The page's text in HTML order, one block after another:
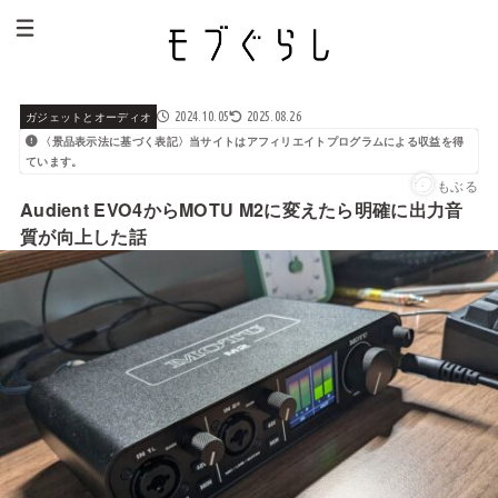
ガジェットとオーディオ 2024.10.05 2025.08.26
〈景品表示法に基づく表記〉当サイトはアフィリエイトプログラムによる収益を得
ています。
もぶる
Audient EVO4からMOTU M2に変えたら明確に出力音
質が向上した話